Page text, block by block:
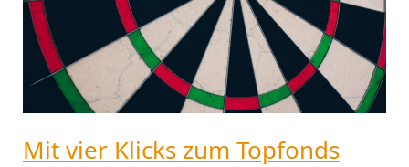
Mit vier Klicks zum Topfonds